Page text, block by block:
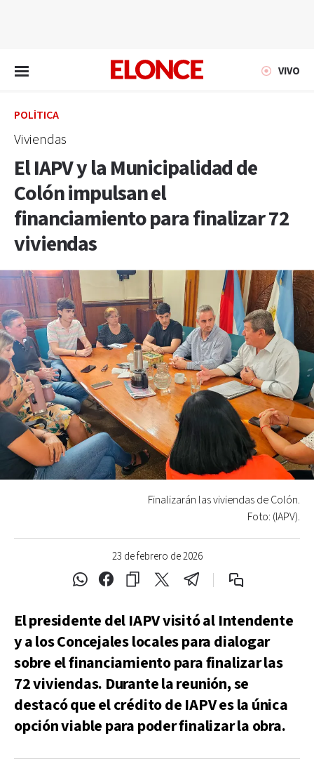
VIVO
POLÍTICA
Viviendas
El IAPV y la Municipalidad de
Colón impulsan el
financiamiento para finalizar 72
viviendas
23 de febrero de 2026
Finalizarán las viviendas de Colón.
Foto: (IAPV).
El presidente del IAPV visitó al Intendente
y a los Concejales locales para dialogar
sobre el financiamiento para finalizar las
72 viviendas. Durante la reunión, se
destacó que el crédito de IAPV es la única
opción viable para poder finalizar la obra.